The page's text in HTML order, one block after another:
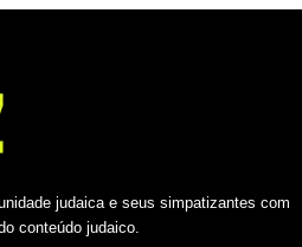
judaica e seus simpatizantes com
conteúdo judaico.